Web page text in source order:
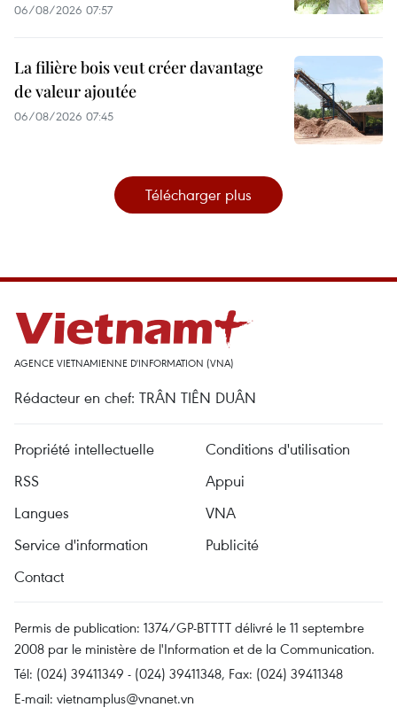
06/08/2026 07:57
La filière bois veut créer davantage
de valeur ajoutée
06/08/2026 07:45
Télécharger plus
AGENCE VIETNAMIENNE D'INFORMATION (VNA)
Rédacteur en chef: TRÂN TIÊN DUÂN
Propriété intellectuelle
Conditions d'utilisation
RSS
Appui
Langues
VNA
Service d'information
Publicité
Contact
Permis de publication: 1374/GP-BTTTT délivré le 11 septembre
2008 par le ministère de l'Information et de la Communication.
Tél: (024) 39411349 - (024) 39411348, Fax: (024) 39411348
E-mail: vietnamplus@vnanet.vn